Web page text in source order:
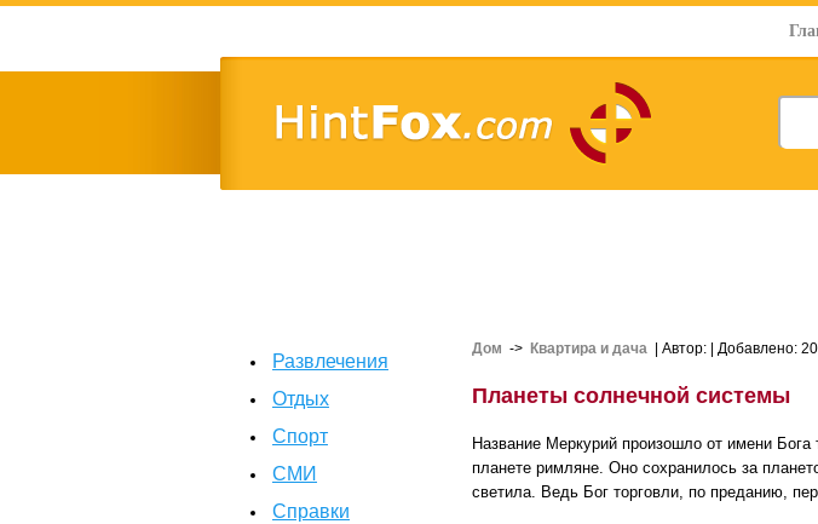
Развлечения
Отдых
Спорт
СМИ
Справки
Дом -> Квартира и дача | Автор: | Добавлено:
Планеты солнечной системы
Название Меркурий произошло от имени Бога
планете римляне. Оно сохранилось за
светила. Ведь Бог торговли, по преданию,